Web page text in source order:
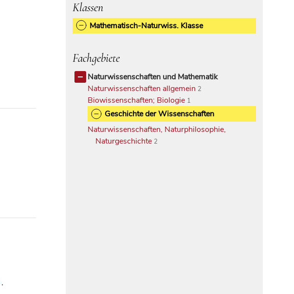
,
Klassen
Mathematisch-Naturwiss. Klasse
Fachgebiete
Naturwissenschaften und Mathematik
Naturwissenschaften allgemein 2
Biowissenschaften; Biologie 1
Geschichte der Wissenschaften
Naturwissenschaften, Naturphilosophie,
Naturgeschichte 2